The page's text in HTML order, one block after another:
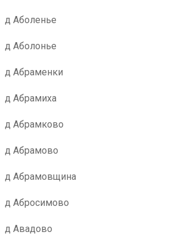
д Аболенье
д Аболонье
д Абраменки
д Абрамиха
д Абрамково
д Абрамово
д Абрамовщина
д Абросимово
д Авадово